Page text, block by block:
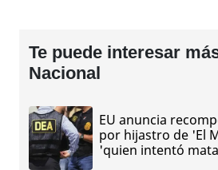
Te puede interesar
Nacional
EU anuncia
por hijastro de 'El
'quien intentó